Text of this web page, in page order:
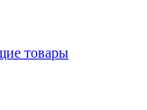
товары